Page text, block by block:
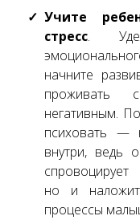
Учите
стресс.
начните
проживать
негативным.
психовать —
внутри, ведь
но и
процессы